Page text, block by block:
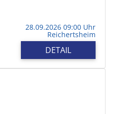
28.09.2026 09:00 Uhr
Reichertsheim
DETAIL